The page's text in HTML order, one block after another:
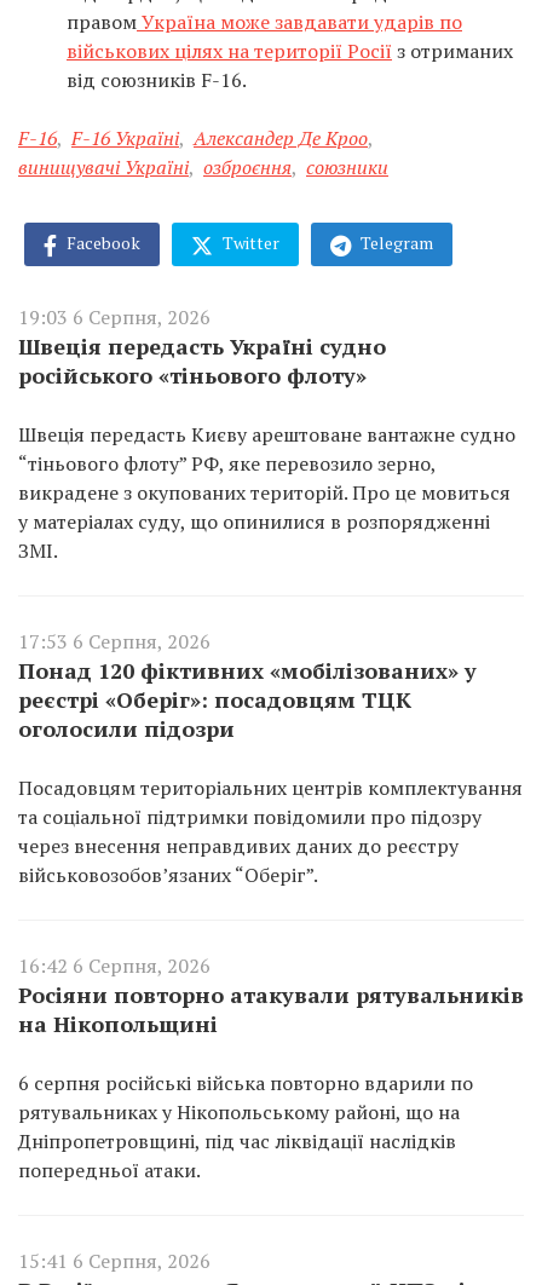
правомУкраїна може завдавати ударів по
військових цілях на території Росії з отриманих
від союзників F-16.
F-16, F-16 Україні, Александер Де Кроо,
винищувачі Україні, озброєння, союзники
Facebook Twitter Telegram
19:03 6 Серпня, 2026
Швеція передасть Україні судно
російського «тіньового флоту»
Швеція передасть Києву арештоване вантажне судно
“тіньового флоту” РФ, яке перевозило зерно,
викрадене з окупованих територій. Про це мовиться
у матеріалах суду, що опинилися в розпорядженні
ЗМІ.
17:53 6 Серпня, 2026
Понад 120 фіктивних «мобілізованих» у
реєстрі «Оберіг»: посадовцям ТЦК
оголосили підозри
Посадовцям територіальних центрів комплектування
та соціальної підтримки повідомили про підозру
через внесення неправдивих даних до реєстру
військовозобов’язаних “Оберіг”.
16:42 6 Серпня, 2026
Росіяни повторно атакували рятувальників
на Нікопольщині
6 серпня російські війська повторно вдарили по
рятувальниках у Нікопольському районі, що на
Дніпропетровщині, під час ліквідації наслідків
попередньої атаки.
15:41 6 Серпня, 2026